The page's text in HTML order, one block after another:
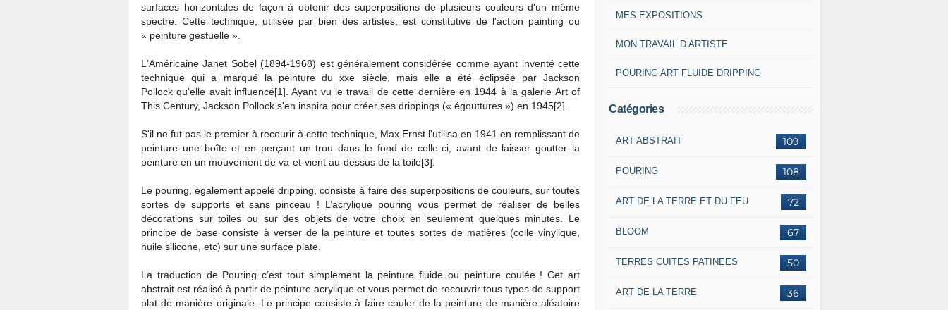
surfaces horizontales de façon à obtenir des superpositions de plusieurs couleurs d'un même
spectre. Cette technique, utilisée par bien des artistes, est constitutive de l'action painting ou
« peinture gestuelle ».
L'Américaine Janet Sobel (1894-1968) est généralement considérée comme ayant inventé cette
technique qui a marqué la peinture du xxe siècle, mais elle a été éclipsée par Jackson
Pollock qu'elle avait influencé[1]. Ayant vu le travail de cette dernière en 1944 à la galerie Art of
This Century, Jackson Pollock s'en inspira pour créer ses drippings (« égouttures ») en 1945[2].
S'il ne fut pas le premier à recourir à cette technique, Max Ernst l'utilisa en 1941 en remplissant de
peinture une boîte et en perçant un trou dans le fond de celle-ci, avant de laisser goutter la
peinture en un mouvement de va-et-vient au-dessus de la toile[3].
Le pouring, également appelé dripping, consiste à faire des superpositions de couleurs, sur toutes
sortes de supports et sans pinceau ! L’acrylique pouring vous permet de réaliser de belles
décorations sur toiles ou sur des objets de votre choix en seulement quelques minutes. Le
principe de base consiste à verser de la peinture et toutes sortes de matières (colle vinylique,
huile silicone, etc) sur une surface plate.
La traduction de Pouring c’est tout simplement la peinture fluide ou peinture coulée ! Cet art
abstrait est réalisé à partir de peinture acrylique et vous permet de recouvrir tous types de support
plat de manière originale. Le principe consiste à faire couler de la peinture de manière aléatoire
MES EXPOSITIONS
MON TRAVAIL D ARTISTE
POURING ART FLUIDE DRIPPING
Catégories
109
ART ABSTRAIT
108
POURING
72
ART DE LA TERRE ET DU FEU
67
BLOOM
50
TERRES CUITES PATINEES
36
ART DE LA TERRE